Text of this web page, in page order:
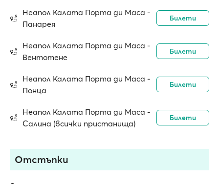
Неапол Калата Порта ди Маса -
Панарея
Билети
Неапол Калата Порта ди Маса -
Вентотене
Билети
Неапол Калата Порта ди Маса -
Понца
Билети
Неапол Калата Порта ди Маса -
Салина (всички пристанища)
Билети
Отстъпки